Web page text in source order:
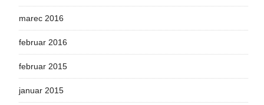
marec 2016
februar 2016
februar 2015
januar 2015